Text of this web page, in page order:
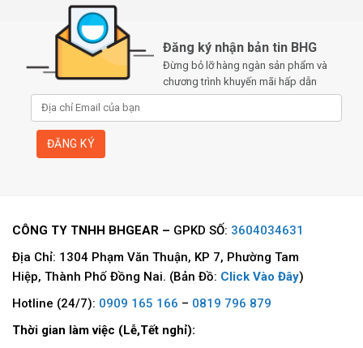
Đăng ký nhận bản tin BHG
Đừng bỏ lỡ hàng ngàn sản phẩm và
chương trình khuyến mãi hấp dẫn
CÔNG TY TNHH BHGEAR – GPKD SỐ: 3604034631
Địa Chỉ: 1304 Phạm Văn Thuận, KP 7, Phường Tam
Hiệp, Thành Phố Đồng Nai. (Bản Đồ: Click Vào Đây)
Hotline (24/7): 0909 165 166 – 0819 796 879
Thời gian làm việc (Lễ,Tết nghỉ):